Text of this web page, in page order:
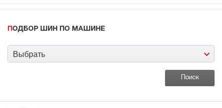
ПОДБОР ШИН ПО МАШИНЕ
Выбрать